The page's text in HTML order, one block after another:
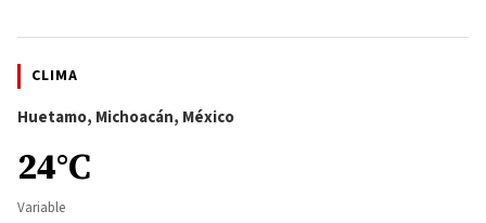
CLIMA
Huetamo, Michoacán, México
24°C
Variable